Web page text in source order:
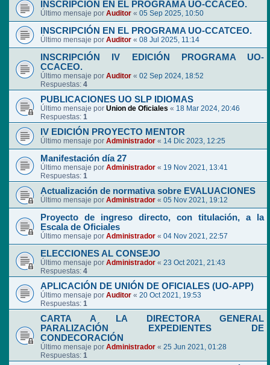
INSCRIPCIÓN EN EL PROGRAMA UO-CCACEO.
Último mensaje por Auditor « 05 Sep 2025, 10:50
INSCRIPCIÓN EN EL PROGRAMA UO-CCATCEO.
Último mensaje por Auditor « 08 Jul 2025, 11:14
INSCRIPCIÓN IV EDICIÓN PROGRAMA UO-
CCACEO.
Último mensaje por Auditor « 02 Sep 2024, 18:52
Respuestas: 4
PUBLICACIONES UO SLP IDIOMAS
Último mensaje por Union de Oficiales « 18 Mar 2024, 20:46
Respuestas: 1
IV EDICIÓN PROYECTO MENTOR
Último mensaje por Administrador « 14 Dic 2023, 12:25
Manifestación día 27
Último mensaje por Administrador « 19 Nov 2021, 13:41
Respuestas: 1
Actualización de normativa sobre EVALUACIONES
Último mensaje por Administrador « 05 Nov 2021, 19:12
Proyecto de ingreso directo, con titulación, a la
Escala de Oficiales
Último mensaje por Administrador « 04 Nov 2021, 22:57
ELECCIONES AL CONSEJO
Último mensaje por Administrador « 23 Oct 2021, 21:43
Respuestas: 4
APLICACIÓN DE UNIÓN DE OFICIALES (UO-APP)
Último mensaje por Auditor « 20 Oct 2021, 19:53
Respuestas: 1
CARTA A LA DIRECTORA GENERAL
PARALIZACIÓN EXPEDIENTES DE
CONDECORACIÓN
Último mensaje por Administrador « 25 Jun 2021, 01:28
Respuestas: 1